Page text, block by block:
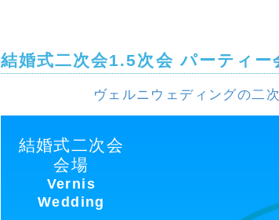
結婚式二次会1.5次会 パーティー
ヴェルニウェディングの二
結婚式二次会
会場
Vernis
Wedding